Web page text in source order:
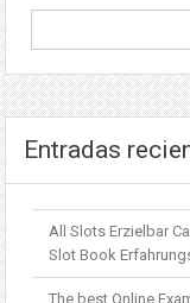
Entradas
All Slots Erzielbar
Slot Book
The best Online